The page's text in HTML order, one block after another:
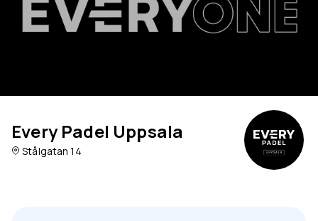
Every Padel Uppsala
Stålgatan 14